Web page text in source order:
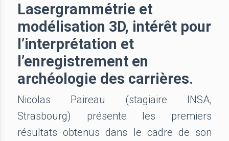
Lasergrammétrie et
modélisation 3D, intérêt pour
l’interprétation et
l’enregistrement en
archéologie des carrières.
Nicolas Paireau (stagiaire INSA,
Strasbourg) présente les premiers
résultats obtenus dans le cadre de son